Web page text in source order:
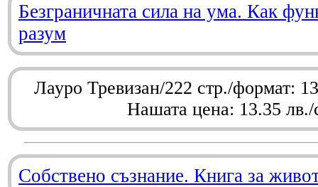
Безграничната сила на ума. Как
разум
Лауро Тревизан/222 стр./формат:
Нашата цена: 13.35 лв./
Собствено съзнание. Книга за